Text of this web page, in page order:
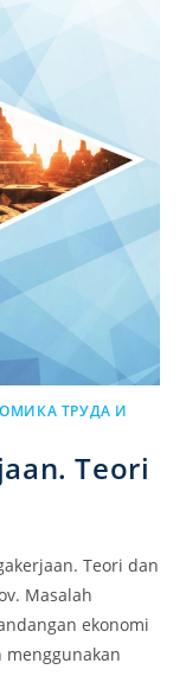
ТРУДА И
Teori
Teori dan
Masalah
ekonomi